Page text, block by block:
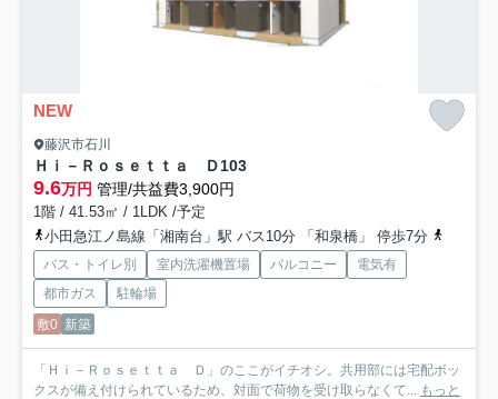
NEW
藤沢市石川
Ｈｉ－Ｒｏｓｅｔｔａ Ｄ103
9.6万円 管理/共益費3,900円
1階 / 41.53㎡ / 1LDK /予定
小田急江ノ島線「湘南台」駅 バス10分 「和泉橋」 停歩7分
バス・トイレ別 室内洗濯機置場 バルコニー
電気有
都市ガス
駐輪場
敷0 新築
「Ｈｉ－Ｒｏｓｅｔｔａ Ｄ」のここがイチオシ。共用部には宅配ボッ
クスが備え付けられているため、対面で荷物を受け取らなくて...
もっと